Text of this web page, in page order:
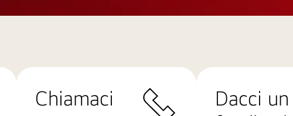
Chiamaci
Dacci un